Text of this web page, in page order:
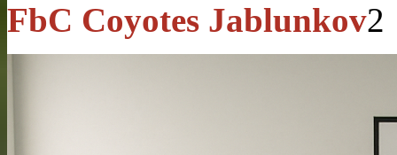
FbC Coyotes Jablunkov2